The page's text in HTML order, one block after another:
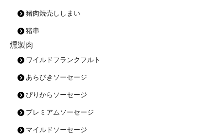
猪肉焼売ししまい
猪串
燻製肉
ワイルドフランクフルト
あらびきソーセージ
ぴりからソーセージ
プレミアムソーセージ
マイルドソーセージ